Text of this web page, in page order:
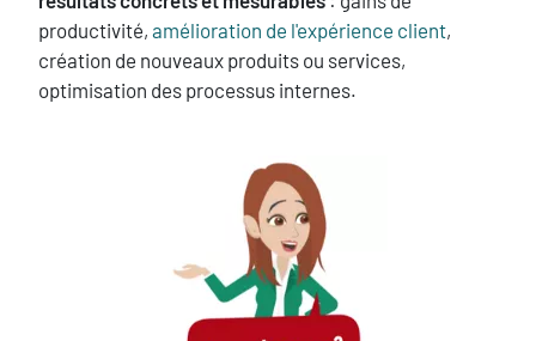
productivité, amélioration de l'expérience client,
création de nouveaux produits ou services,
optimisation des processus internes.